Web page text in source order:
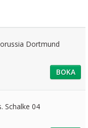
Dortmund
BOKA
Schalke 04